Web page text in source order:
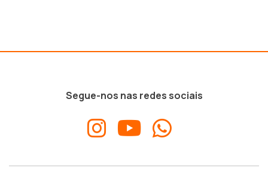
Segue-nos nas redes sociais